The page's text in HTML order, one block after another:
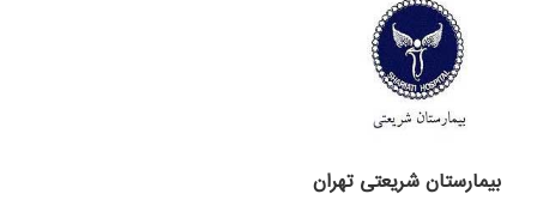
بيمارستان شریعتی تهران